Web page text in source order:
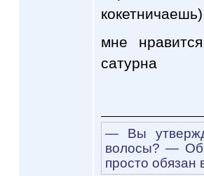
мне
сатурна
— Вы
волосы? —
просто обязан